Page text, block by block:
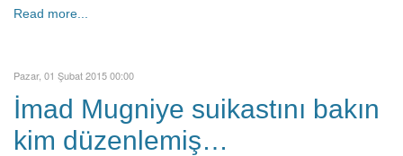
Read more...
Pazar, 01 Şubat 2015 00:00
İmad Mugniye suikastını bakın
kim düzenlemiş…